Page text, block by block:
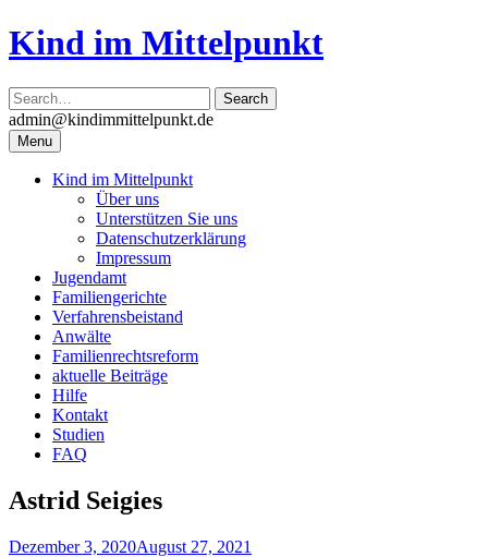
Skip
to
Kind im Mittelpunkt
admin@kindimmittelpunkt.de
Menu
Kind im Mittelpunkt
Über uns
Unterstützen Sie uns
Datenschutzerklärung
Impressum
Jugendamt
Familiengerichte
Verfahrensbeistand
Anwälte
Familienrechtsreform
aktuelle Beiträge
Hilfe
Kontakt
Studien
FAQ
Astrid Seigies
Dezember 3, 2020August 27, 2021